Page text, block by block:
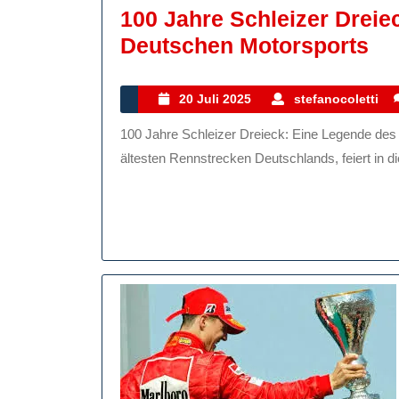
100 Jahre Schleizer
Deutschen Motorsports
20 Juli 2025
20
Juli
2025
stefanocoletti
100 Jahre Schleizer Dreieck: Eine Legende des deutschen Motorsports Das Schleizer Dreieck, eine der
ältesten Rennstrecken Deutschlands, feiert in